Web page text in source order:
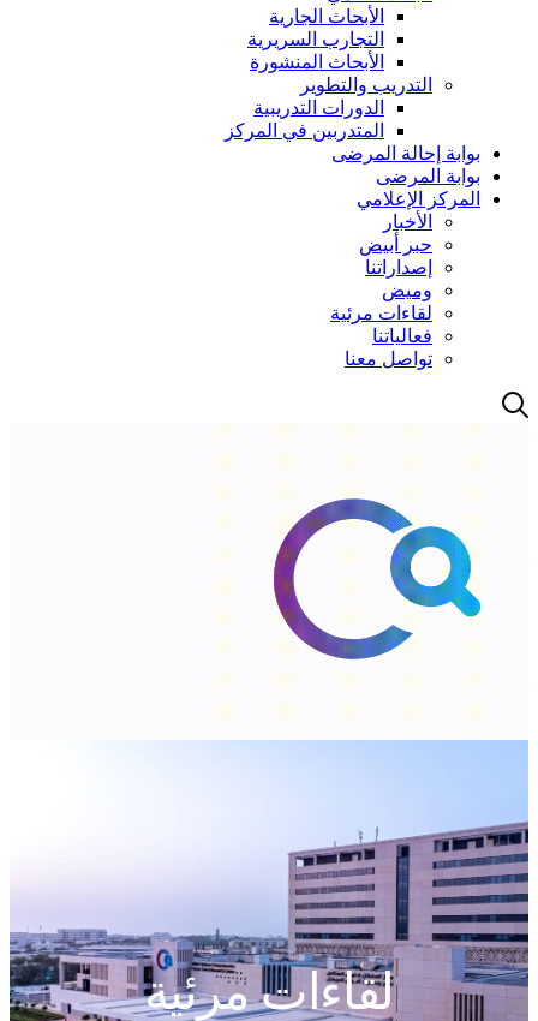
الأبحاث الجارية
التجارب السريرية
الأبحاث المنشورة
التدريب والتطوير
الدورات التدريبية
المتدربين في المركز
بوابة إحالة المرضى
بوابة المرضى
المركز الإعلامي
الأخبار
حبر أبيض
إصداراتنا
وميض
لقاءات مرئية
فعالياتنا
تواصل معنا
لقاءات مرئية